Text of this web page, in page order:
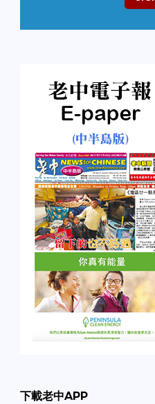
下載老中APP